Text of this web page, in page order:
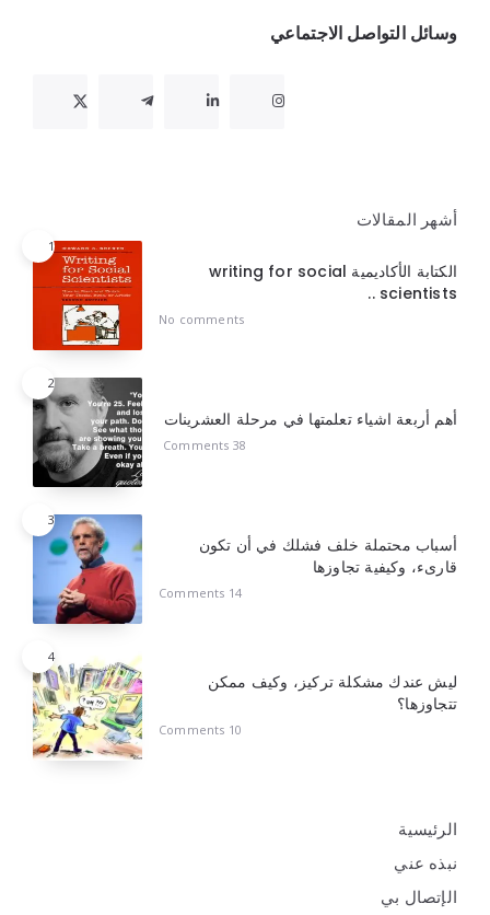
وسائل التواصل الاجتماعي
أشهر المقالات
1
الكتابة الأكاديمية writing for social
scientists ..
No comments
2
أهم أربعة اشياء تعلمتها في مرحلة العشرينات
38 Comments
3
أسباب محتملة خلف فشلك في أن تكون
قارىء، وكيفية تجاوزها
14 Comments
ليش عندك مشكلة تركيز، وكيف ممكن
تتجاوزها؟
10 Comments
الرئيسية
نبذه عني
الإتصال بي